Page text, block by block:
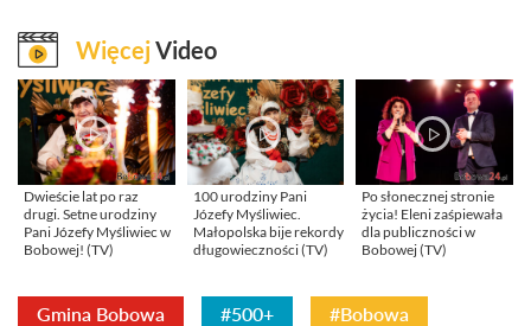
WięcejVideo
Dwieście lat po raz
drugi. Setne urodziny
Pani Józefy Myśliwiec w
Bobowej! (TV)
100 urodziny Pani
Józefy Myśliwiec.
Małopolska bije rekordy
długowieczności (TV)
Po słonecznej stronie
życia! Eleni zaśpiewała
dla publiczności w
Bobowej (TV)
Gmina Bobowa #500+ #Bobowa